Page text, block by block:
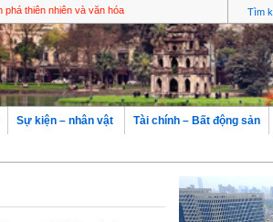
thiên nhiên và văn hóa
Sự kiện – nhân vật Tài chính – Bất động sản